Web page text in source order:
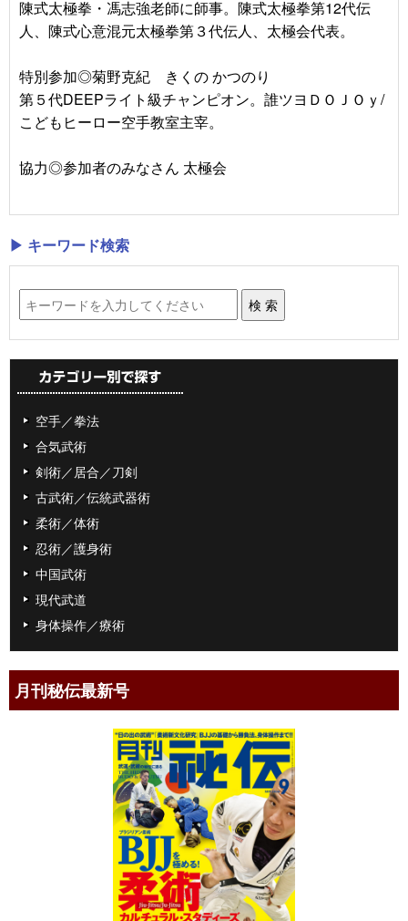
陳式太極拳・馮志強老師に師事。陳式太極拳第12代伝
人、陳式心意混元太極拳第３代伝人、太極会代表。
特別参加◎菊野克紀 きくの かつのり
第５代DEEPライト級チャンピオン。誰ツヨＤＯＪＯｙ/
こどもヒーロー空手教室主宰。
協力◎参加者のみなさん 太極会
▶ キーワード検索
空手／拳法
合気武術
剣術／居合／刀剣
古武術／伝統武器術
柔術／体術
忍術／護身術
中国武術
現代武道
身体操作／療術
月刊秘伝最新号